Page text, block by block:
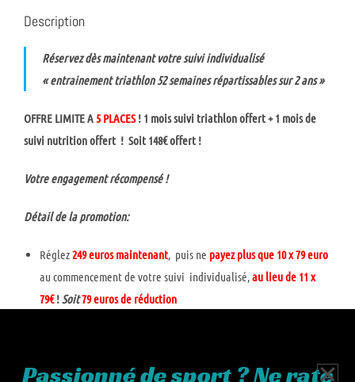
Description
Réservez dès maintenant votre suivi individualisé
« entrainement triathlon 52 semaines répartissables sur 2 ans »
OFFRE LIMITE A 5 PLACES! 1 mois suivi triathlon offert + 1 mois de
suivi nutrition offert ! Soit 148€ offert !
Votre engagement récompensé !
Détail de la promotion:
Réglez249 euros maintenant, puis ne payez plus que 10 x 79 euro
au commencement de votre suivi individualisé,au lieu de 11 x
79€ ! Soit79euros de réduction
nutrition spécial endurance ( valeur de 69 euros) ! A utiliser
Passionné de sport ? Ne rate